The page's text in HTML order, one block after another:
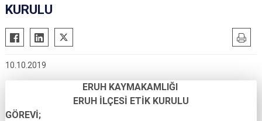
Tillo
Baykan
Kurtalan
Şirvan
KURULU
10.10.2019
ERUH KAYMAKAMLIĞI
ERUH İLÇESİ ETİK KURULU
GÖREVİ;